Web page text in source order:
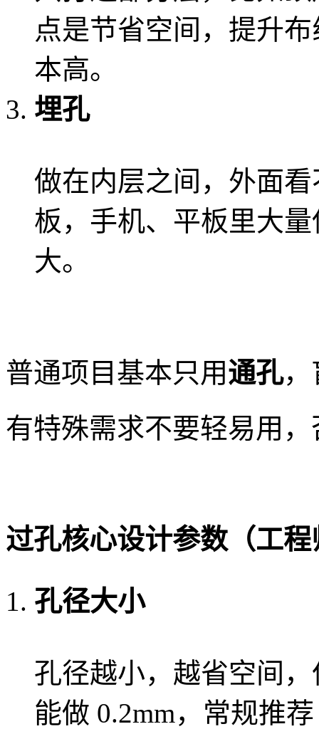
点是节省空间，提升
本高。
埋孔
做在内层之间，外面
板，手机、平板里大
大。
普通项目基本只用通孔，
有特殊需求不要轻易用
过孔核心设计参数（工
孔径大小
孔径越小，越省空间
能做 0.2mm，常规推